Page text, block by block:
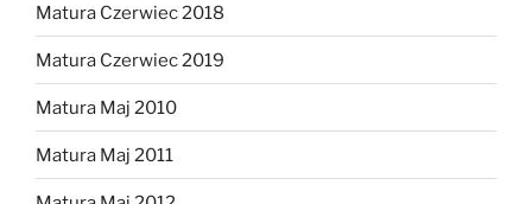
Matura Czerwiec 2018
Matura Czerwiec 2019
Matura Maj 2010
Matura Maj 2011